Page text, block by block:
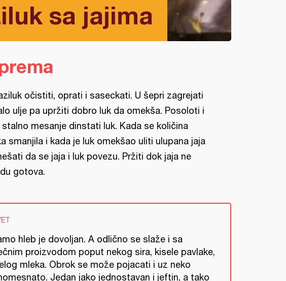
sa jajima
očistiti, oprati i saseckati. U šepri zagrejati
ulje pa upržiti dobro luk da omekša. Posoloti i
stalno mesanje dinstati luk. Kada se količina
smanjila i kada je luk omekšao uliti ulupana jaja
da se jaja i luk povezu. Pržiti dok jaja ne
gotova.
hleb je dovoljan. A odlično se slaže i sa
proizvodom poput nekog sira, kisele pavlake,
mleka. Obrok se može pojacati i uz neko
Jedan jako jednostavan i jeftin, a tako